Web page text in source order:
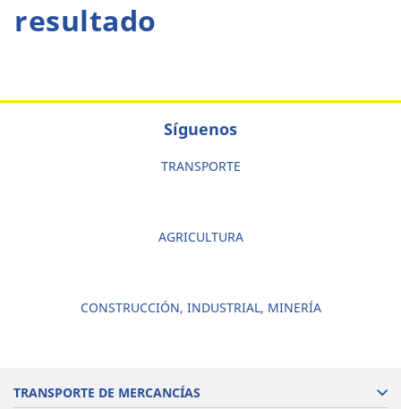
resultado
Síguenos
TRANSPORTE
AGRICULTURA
CONSTRUCCIÓN, INDUSTRIAL, MINERÍA
TRANSPORTE DE MERCANCÍAS